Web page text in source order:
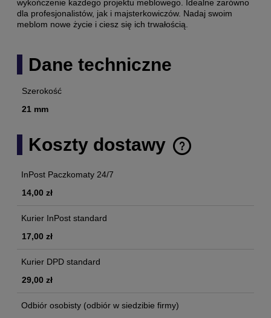
wykończenie każdego projektu meblowego. Idealne zarówno
dla profesjonalistów, jak i majsterkowiczów. Nadaj swoim
meblom nowe życie i ciesz się ich trwałością.
Dane techniczne
Szerokość
21 mm
Koszty dostawy
Cena nie zawiera ewentualnych kosztów płatności
InPost Paczkomaty 24/7
14,00 zł
Kurier InPost standard
17,00 zł
Kurier DPD standard
29,00 zł
Odbiór osobisty (odbiór w siedzibie firmy)